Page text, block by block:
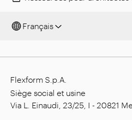
Français
Flexform S.p.A.
Siège social et usine
Via L. Einaudi, 23/25, I - 20821